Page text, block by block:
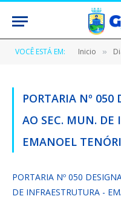
VOCÊ ESTÁ EM: Inicio »
PORTARIA Nº 050
AO SEC. MUN. DE
EMANOEL
PORTARIA Nº 050
DE INFRAESTRUTURA -